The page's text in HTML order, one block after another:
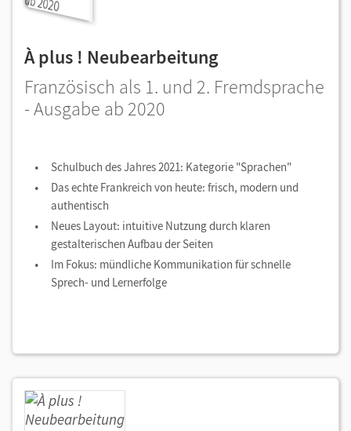
À plus ! Neubearbeitung
Französisch als 1. und 2. Fremdsprache
- Ausgabe ab 2020
Schulbuch des Jahres 2021: Kategorie "Sprachen"
Das echte Frankreich von heute: frisch, modern und
authentisch
Neues Layout: intuitive Nutzung durch klaren
gestalterischen Aufbau der Seiten
Im Fokus: mündliche Kommunikation für schnelle
Sprech- und Lernerfolge